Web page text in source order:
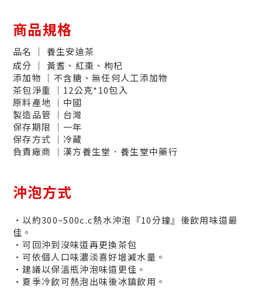
商品規格
品名 │ 養生安迪茶
成分 │ 黃耆、紅棗、枸杞
添加物
│不含糖、無任何人工添加物
茶包淨重 │12公克*10包入
原料產地 │中國
製造品管 │台灣
保存期限
│一年
保存方式
│冷藏
負責廠商
│漢方養生堂．養生堂中藥行
沖泡方式
•以約300~500c.c熱水沖泡『10分鐘』後飲用味道最
佳。
•可回沖到沒味道再更換茶包
•可依個人口味濃淡喜好增減水量。
•建議以保溫瓶沖泡味道更佳。
•夏季冷飲可熱泡出味後冰鎮飲用。